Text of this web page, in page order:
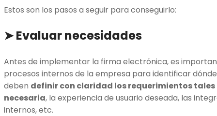
Estos son los pasos a seguir para conseguirlo:
➤ Evaluar necesidades
Antes de implementar la firma electrónica, es
procesos internos de la empresa para identificar
deben definir con claridad los requerimientos
necesaria, la experiencia de usuario deseada, las
internos, etc.